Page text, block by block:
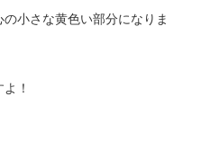
小さな黄色い部分になりま
！